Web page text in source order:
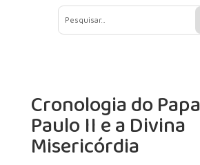
Cronologia do
Paulo II e a Divina
Misericórdia